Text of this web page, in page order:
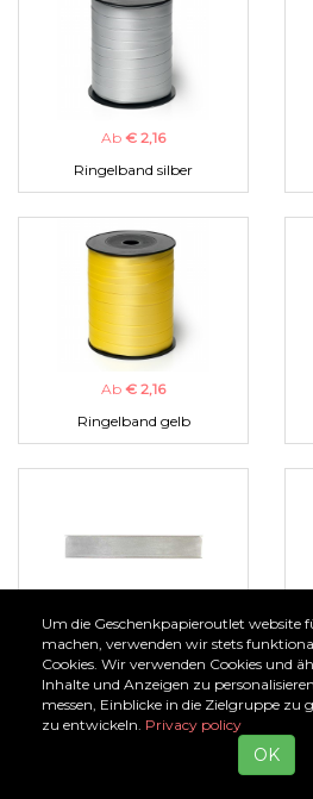
Ab € 2,16
Ringelband silber
Ab € 2,16
Ringelband gelb
Ab€ 1,00
Organzaband silber
Um die Geschenkpapieroutlet website
machen, verwenden wir stets
Cookies. Wir verwenden Cookies und
Inhalte und Anzeigen zu
messen, Einblicke in die Zielgruppe zu
zu entwickeln. Privacy policy
OK